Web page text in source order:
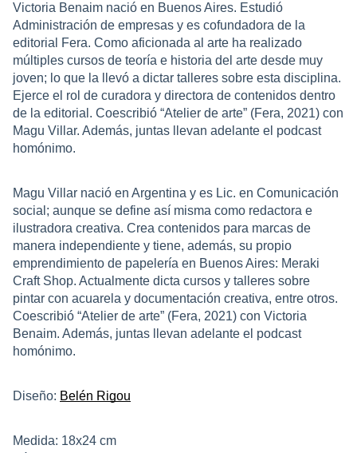
Victoria Benaim nació en Buenos Aires. Estudió
Administración de empresas y es cofundadora de la
editorial Fera. Como aficionada al arte ha realizado
múltiples cursos de teoría e historia del arte desde muy
joven; lo que la llevó a dictar talleres sobre esta disciplina.
Ejerce el rol de curadora y directora de contenidos dentro
de la editorial. Coescribió “Atelier de arte” (Fera, 2021) con
Magu Villar. Además, juntas llevan adelante el podcast
homónimo.
Magu Villar nació en Argentina y es Lic. en Comunicación
social; aunque se define así misma como redactora e
ilustradora creativa. Crea contenidos para marcas de
manera independiente y tiene, además, su propio
emprendimiento de papelería en Buenos Aires: Meraki
Craft Shop. Actualmente dicta cursos y talleres sobre
pintar con acuarela y documentación creativa, entre otros.
Coescribió “Atelier de arte” (Fera, 2021) con Victoria
Benaim. Además, juntas llevan adelante el podcast
homónimo.
Diseño: Belén Rigou
Medida: 18x24 cm